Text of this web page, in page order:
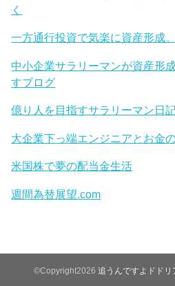
く
一方通行投資で気楽に資産形成。
中小企業サラリーマンが資産形
すブログ
億り人を目指すサラリーマン日
大企業下っ端エンジニアとお金
米国株で夢の配当金生活
週間為替展望.com
©Copyright2026 追うんですよドドリ